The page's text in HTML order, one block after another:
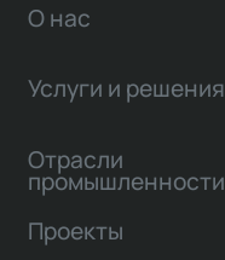
О нас
Услуги и решения
Отрасли
промышленности
Проекты